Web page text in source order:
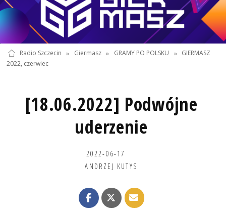
Radio Szczecin » Giermasz » GRAMY PO POLSKU » GIERMASZ
2022, czerwiec
[18.06.2022] Podwójne
uderzenie
2022-06-17
ANDRZEJ KUTYS